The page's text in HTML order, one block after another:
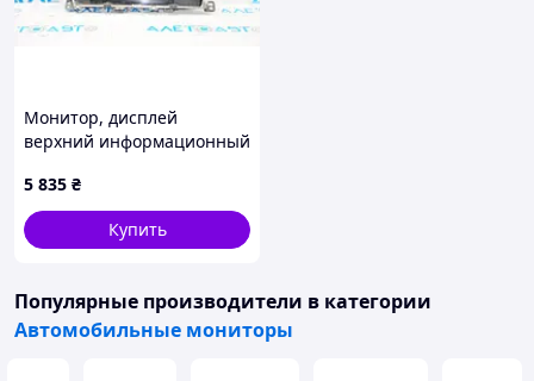
Монитор, дисплей
верхний информационный
царапины
39710T2AA010M1
5 835 ₴
Купить
Популярные производители в категории
Автомобильные мониторы